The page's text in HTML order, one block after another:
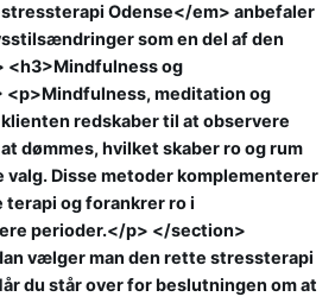
Odense</em> anbefaler
som en del af den
<h3>Mindfulness og
meditation og
redskaber til at observere
dømmes, hvilket skaber ro og rum
Disse metoder komplementerer
og forankrer ro i
perioder.</p> </section>
vælger man den rette stressterapi
du står over for beslutningen om at